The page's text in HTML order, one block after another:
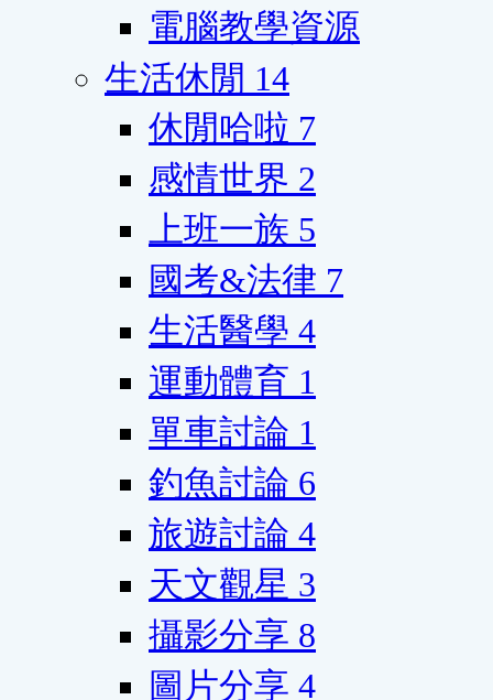
電腦教學資源
生活休閒 14
休閒哈啦 7
感情世界 2
上班一族 5
國考&法律 7
生活醫學 4
運動體育 1
單車討論 1
釣魚討論 6
旅遊討論 4
天文觀星 3
攝影分享 8
圖片分享 4